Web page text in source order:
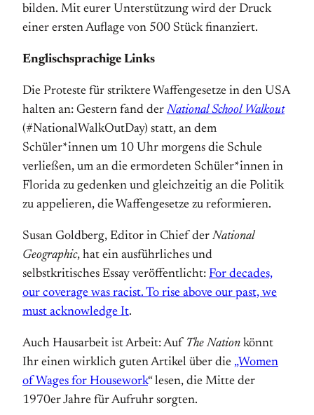
bilden. Mit eurer Unterstützung wird der Druck
einer ersten Auflage von 500 Stück finanziert.
Englischsprachige Links
Die Proteste für striktere Waffengesetze in den USA
halten an: Gestern fand der National School Walkout
(#NationalWalkOutDay) statt, an dem
Schüler*innen um 10 Uhr morgens die Schule
verließen, um an die ermordeten Schüler*innen in
Florida zu gedenken und gleichzeitig an die Politik
zu appelieren, die Waffengesetze zu reformieren.
Susan Goldberg, Editor in Chief der National
Geographic, hat ein ausführliches und
selbstkritisches Essay veröffentlicht: For decades,
our coverage was racist. To rise above our past, we
must acknowledge It.
Auch Hausarbeit ist Arbeit: Auf The Nation könnt
Ihr einen wirklich guten Artikel über die „Women
of Wages for Housework“ lesen, die Mitte der
1970er Jahre für Aufruhr sorgten.